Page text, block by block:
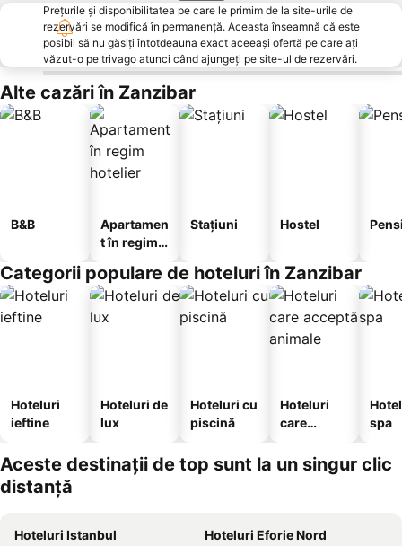
Prețurile și disponibilitatea pe care le primim de la site-urile de
rezervări se modifică în permanență. Aceasta înseamnă că este
posibil să nu găsiți întotdeauna exact aceeași ofertă pe care ați
văzut-o pe trivago atunci când ajungeți pe site-ul de rezervări.
Alte cazări în Zanzibar
B&B
Apartamen
t în regim
Stațiuni Hostel
Categorii populare de hoteluri în Zanzibar
Hoteluri
ieftine
Hoteluri de
lux
Hoteluri cu
piscină
Hoteluri
care
animale
spa
Aceste destinații de top sunt la un singur clic
distanță
Hoteluri Istanbul
Hoteluri Eforie Nord